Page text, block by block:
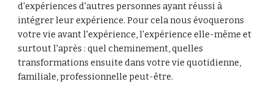
d'expériences d'autres personnes ayant réussi à
intégrer leur expérience. Pour cela nous évoquerons
votre vie avant l'expérience, l'expérience elle-même et
surtout l'après : quel cheminement, quelles
transformations ensuite dans votre vie quotidienne,
familiale, professionnelle peut-être.